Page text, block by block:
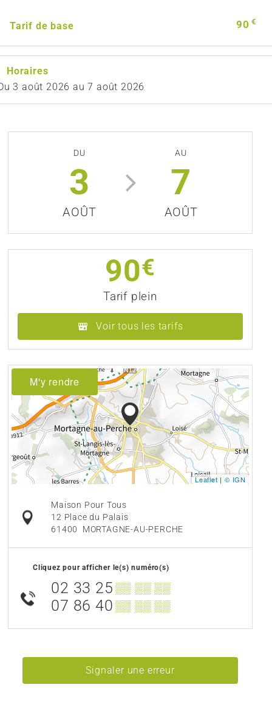
Tarif de base 90 €
Horaires
3 août 2026 au 7 août 2026
DU
3
AOÛT
AU
7
AOÛT
90€
Tarif plein
Voir tous les tarifs
M'y rendre
Leaflet| © IGN
Maison Pour Tous
12 Place du Palais
61400
MORTAGNE-AU-PERCHE
Cliquez pour afficher le(s) numéro(s)
02 33 25 ▒▒ ▒▒ ▒▒
07 86 40 ▒▒ ▒▒ ▒▒
Signaler une erreur